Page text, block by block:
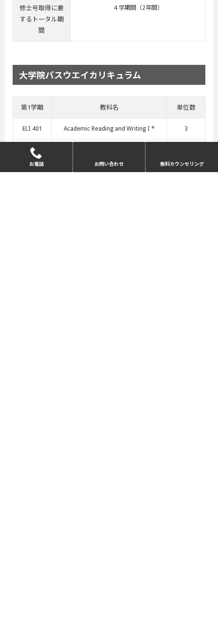
修士号取得に要
するトータル期
間
４学期間（2年間）
大学院パスウエイカリキュラム
第1学期 教科名 単位数
ELI 401 Academic Reading and Writing I * 3
ELI 402 Academic Speaking/Listening I *
EGR 602 Methods for Engineering Practice I 3
お電話 お問い合わせ 無料カウンセリング